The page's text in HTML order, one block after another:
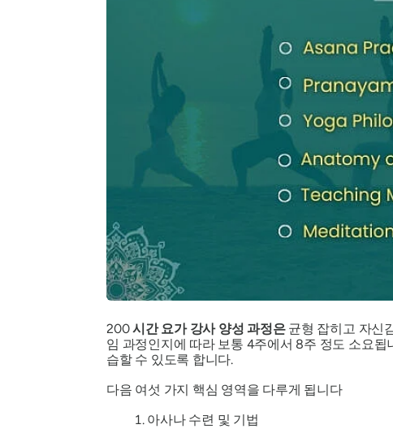
200시간 요가 강사 양성 과정은균형 잡히고 자신
임 과정인지에 따라 보통 4주에서 8주 정도 소요
습할 수 있도록 합니다.
다음 여섯 가지 핵심 영역을 다루게 됩니다
아사나 수련 및 기법